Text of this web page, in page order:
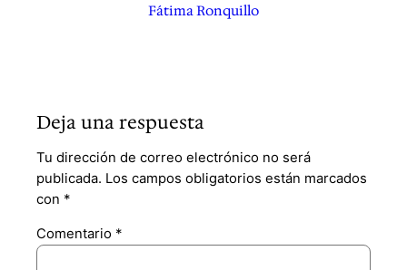
Fátima Ronquillo
Deja una respuesta
Tu dirección de correo electrónico no será
publicada. Los campos obligatorios están marcados
con *
Comentario *